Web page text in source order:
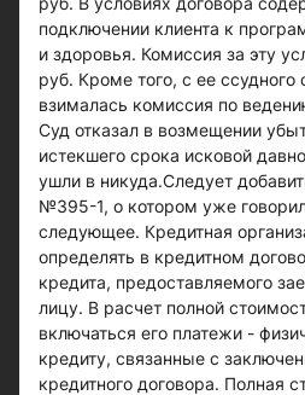
подключении клиента к
и здоровья. Комиссия за эту
руб. Кроме того, с ее
взималась комиссия по
Суд отказал в возмещении
истекшего срока исковой
ушли в никуда.Следует
№395-1, о котором уже
следующее. Кредитная
определять в кредитном
кредита, предоставляемого
лицу. В расчет полной
включаться его платежи -
кредиту, связанные с
кредитного договора. Полная